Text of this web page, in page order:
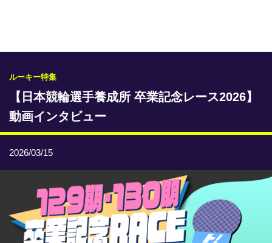
レース情報
本日のおすすめレース
年間開催予定表
トリマクリオリジナル予想
お知らせ
番記者とくダネ！
ルーキー特集
【日本競輪選手養成所 卒業記念レース2026】
動画インタビュー
2026/03/15